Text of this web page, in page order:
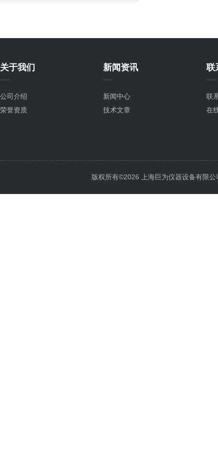
关于我们
公司介绍
荣誉资质
新闻资讯
新闻中心
技术文章
联
联
在
版权所有©2026 上海巨为仪器设备有限